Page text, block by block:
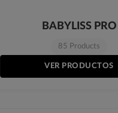
BABYLISS PRO
85 Products
VER PRODUCTOS